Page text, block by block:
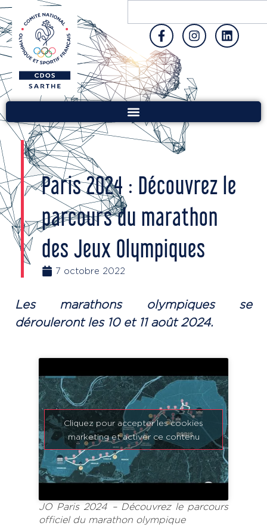
Paris 2024 : Découvrez le
parcours du marathon
des Jeux Olympiques
7 octobre 2022
Les marathons olympiques se
dérouleront les 10 et 11 août 2024.
Cliquez pour accepter les cookies
marketing et activer ce contenu
JO Paris 2024 – Découvrez le parcours
officiel du marathon olympique